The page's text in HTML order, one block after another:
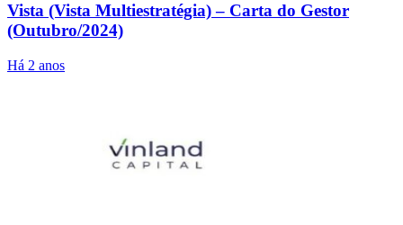
Vista (Vista Multiestratégia) – Carta do Gestor
(Outubro/2024)
Há 2 anos